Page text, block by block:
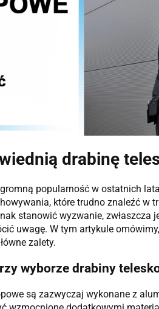
drabinę
popularność w ostatnich
które trudno znaleźć w
stanowić wyzwanie,
uwagę. W tym artykule
zalety.
wyborze drabiny
są zazwyczaj wykonane z